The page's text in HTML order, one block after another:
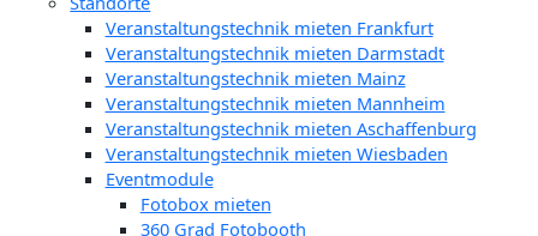
Veranstaltungstechnik mieten Frankfurt
Veranstaltungstechnik mieten Darmstadt
Veranstaltungstechnik mieten Mainz
Veranstaltungstechnik mieten Mannheim
Veranstaltungstechnik mieten Aschaffenburg
Veranstaltungstechnik mieten Wiesbaden
Eventmodule
Fotobox mieten
360 Grad Fotobooth